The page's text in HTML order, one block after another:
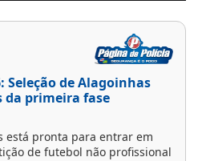
de Alagoinhas
da primeira fase
está pronta para entrar em
de futebol não profissional